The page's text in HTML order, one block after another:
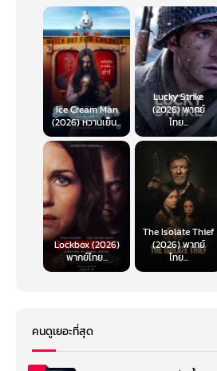
Ice Cream Man
(2026) หวานเย็น...
Lucky Strike
(2026) พากย์
ไทย...
Lockbox (2026)
พากย์ไทย...
The Isolate Thief
(2026) พากย์
ไทย...
คนดูเยอะที่สุด